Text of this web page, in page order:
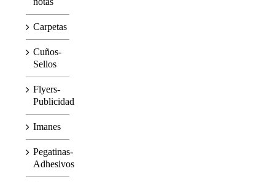
Carpetas
Cuños-
Sellos
Flyers-
Publicidad
Imanes
Pegatinas-
Adhesivos